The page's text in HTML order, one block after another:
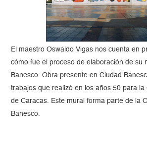
El maestro Oswaldo Vigas nos cuenta en
cómo fue el proceso de elaboración de su
Banesco. Obra presente en Ciudad
trabajos que realizó en los años 50 para la
de Caracas. Este mural forma parte de la
Banesco.